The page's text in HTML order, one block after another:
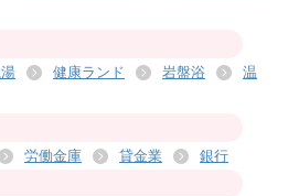
健康ランド 岩盤浴
温
労働金庫 貸金業 銀行